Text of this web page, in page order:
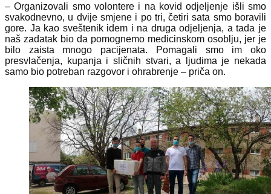
– Organizovali smo volontere i na kovid odjeljenje išli smo
svakodnevno, u dvije smjene i po tri, četiri sata smo boravili
gore. Ja kao sveštenik idem i na druga odjeljenja, a tada je
naš zadatak bio da pomognemo medicinskom osoblju, jer je
bilo zaista mnogo pacijenata. Pomagali smo im oko
presvlačenja, kupanja i sličnih stvari, a ljudima je nekada
samo bio potreban razgovor i ohrabrenje – priča on.